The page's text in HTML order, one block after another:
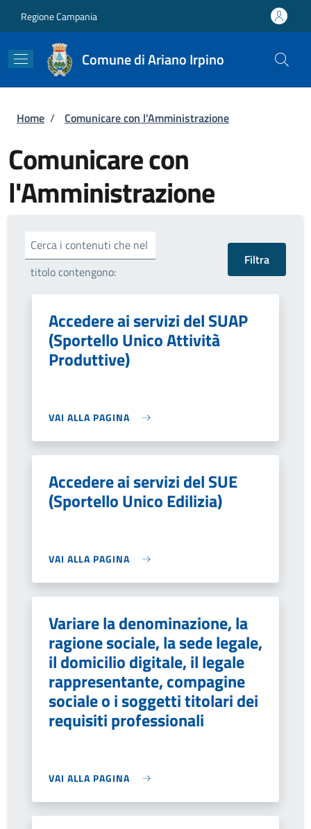
Regione Campania
Comune di Ariano Irpino
Briciole di pane
Home / Comunicare con l'Amministrazione
Comunicare con
l'Amministrazione
Cerca i contenuti che nel
titolo contengono:
Accedere ai servizi del SUAP
(Sportello Unico Attività
Produttive)
VAI ALLA PAGINA
Accedere ai servizi del SUE
(Sportello Unico Edilizia)
VAI ALLA PAGINA
Variare la denominazione, la
ragione sociale, la sede legale,
il domicilio digitale, il legale
rappresentante, compagine
sociale o i soggetti titolari dei
requisiti professionali
VAI ALLA PAGINA